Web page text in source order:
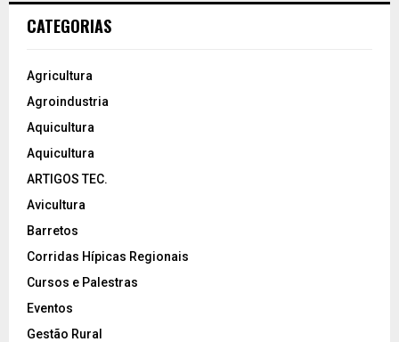
CATEGORIAS
Agricultura
Agroindustria
Aquicultura
Aquicultura
ARTIGOS TEC.
Avicultura
Barretos
Corridas Hípicas Regionais
Cursos e Palestras
Eventos
Gestão Rural